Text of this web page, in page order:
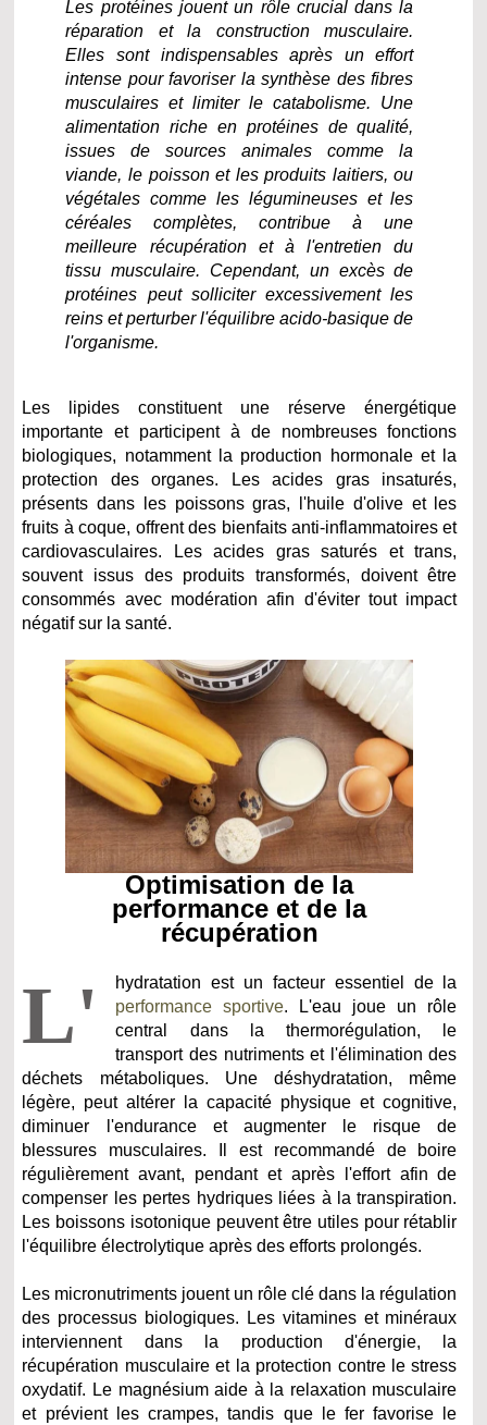
Les protéines jouent un rôle crucial dans la
réparation et la construction musculaire.
Elles sont indispensables après un effort
intense pour favoriser la synthèse des fibres
musculaires et limiter le catabolisme. Une
alimentation riche en protéines de qualité,
issues de sources animales comme la
viande, le poisson et les produits laitiers, ou
végétales comme les légumineuses et les
céréales complètes, contribue à une
meilleure récupération et à l'entretien du
tissu musculaire. Cependant, un excès de
protéines peut solliciter excessivement les
reins et perturber l'équilibre acido-basique de
l'organisme.
Les lipides constituent une réserve énergétique
importante et participent à de nombreuses fonctions
biologiques, notamment la production hormonale et la
protection des organes. Les acides gras insaturés,
présents dans les poissons gras, l'huile d'olive et les
fruits à coque, offrent des bienfaits anti-inflammatoires et
cardiovasculaires. Les acides gras saturés et trans,
souvent issus des produits transformés, doivent être
consommés avec modération afin d'éviter tout impact
négatif sur la santé.
Optimisation de la
performance et de la
récupération
L'
hydratation est un facteur essentiel de la
performance sportive. L'eau joue un rôle
central dans la thermorégulation, le
transport des nutriments et l'élimination des
déchets métaboliques. Une déshydratation, même
légère, peut altérer la capacité physique et cognitive,
diminuer l'endurance et augmenter le risque de
blessures musculaires. Il est recommandé de boire
régulièrement avant, pendant et après l'effort afin de
compenser les pertes hydriques liées à la transpiration.
Les boissons isotonique peuvent être utiles pour rétablir
l'équilibre électrolytique après des efforts prolongés.
Les micronutriments jouent un rôle clé dans la régulation
des processus biologiques. Les vitamines et minéraux
interviennent dans la production d'énergie, la
récupération musculaire et la protection contre le stress
oxydatif. Le magnésium aide à la relaxation musculaire
et prévient les crampes, tandis que le fer favorise le